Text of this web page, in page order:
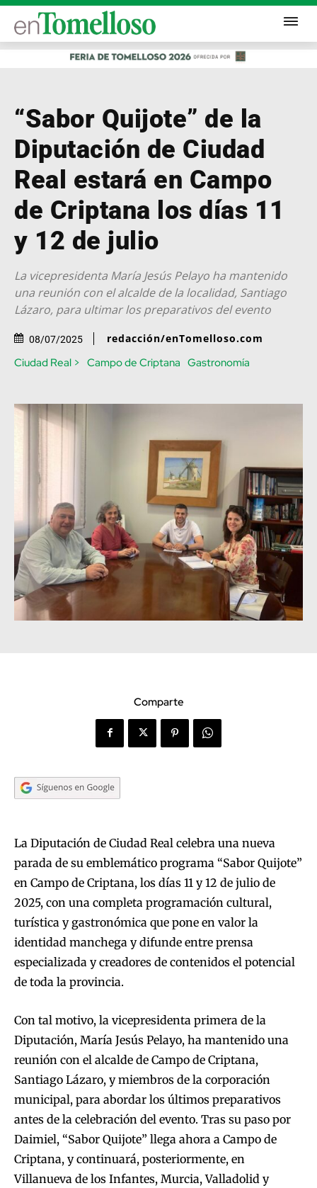
“Sabor Quijote” de la
Diputación de Ciudad
Real estará en Campo
de Criptana los días 11
y 12 de julio
La vicepresidenta María Jesús Pelayo ha mantenido
una reunión con el alcalde de la localidad, Santiago
Lázaro, para ultimar los preparativos del evento
08/07/2025 redacción/enTomelloso.com
Ciudad Real > Campo de Criptana Gastronomía
Comparte
La Diputación de Ciudad Real celebra una nueva
parada de su emblemático programa “Sabor Quijote”
en Campo de Criptana, los días 11 y 12 de julio de
2025, con una completa programación cultural,
turística y gastronómica que pone en valor la
identidad manchega y difunde entre prensa
especializada y creadores de contenidos el potencial
de toda la provincia.
Con tal motivo, la vicepresidenta primera de la
Diputación, María Jesús Pelayo, ha mantenido una
reunión con el alcalde de Campo de Criptana,
Santiago Lázaro, y miembros de la corporación
municipal, para abordar los últimos preparativos
antes de la celebración del evento. Tras su paso por
Daimiel, “Sabor Quijote” llega ahora a Campo de
Criptana, y continuará, posteriormente, en
Villanueva de los Infantes, Murcia, Valladolid y